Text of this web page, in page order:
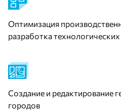
Оптимизация
разработка
Создание и редактирование
городов